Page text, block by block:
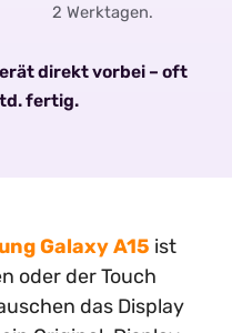
2 Werktagen.
direkt vorbei – oft
fertig.
Galaxy A15 ist
oder der Touch
das Display